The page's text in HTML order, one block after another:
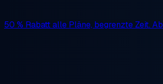
50 % Rabattalle Pläne, begrenzte Zeit. Ab